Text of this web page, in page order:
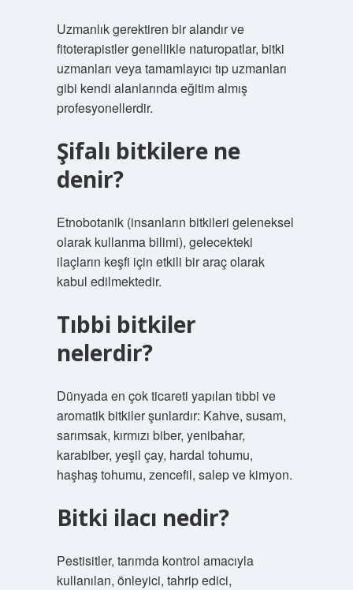
Uzmanlık gerektiren bir alandır ve
fitoterapistler genellikle naturopatlar, bitki
uzmanları veya tamamlayıcı tıp uzmanları
gibi kendi alanlarında eğitim almış
profesyonellerdir.
Şifalı bitkilere ne
denir?
Etnobotanik (insanların bitkileri geleneksel
olarak kullanma bilimi), gelecekteki
ilaçların keşfi için etkili bir araç olarak
kabul edilmektedir.
Tıbbi bitkiler
nelerdir?
Dünyada en çok ticareti yapılan tıbbi ve
aromatik bitkiler şunlardır: Kahve, susam,
sarımsak, kırmızı biber, yenibahar,
karabiber, yeşil çay, hardal tohumu,
haşhaş tohumu, zencefil, salep ve kimyon.
Bitki ilacı nedir?
Pestisitler, tarımda kontrol amacıyla
kullanılan, önleyici, tahrip edici,